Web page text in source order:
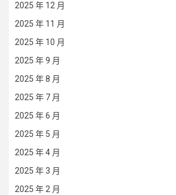
2025 年 12 月
2025 年 11 月
2025 年 10 月
2025 年 9 月
2025 年 8 月
2025 年 7 月
2025 年 6 月
2025 年 5 月
2025 年 4 月
2025 年 3 月
2025 年 2 月